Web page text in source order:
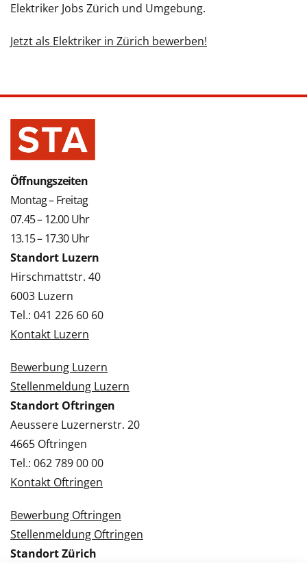
Elektriker Jobs Zürich und Umgebung.
Jetzt als Elektriker in Zürich bewerben!
Öffnungszeiten
Montag – Freitag
07.45 – 12.00 Uhr
13.15 – 17.30 Uhr
Standort Luzern
Hirschmattstr. 40
6003 Luzern
Tel.: 041 226 60 60
Kontakt Luzern
Bewerbung Luzern
Stellenmeldung Luzern
Standort Oftringen
Aeussere Luzernerstr. 20
4665 Oftringen
Tel.: 062 789 00 00
Kontakt Oftringen
Bewerbung Oftringen
Stellenmeldung Oftringen
Standort Zürich